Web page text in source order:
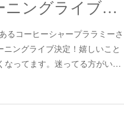
今年もやりますモーニングライブ2024
るコーヒーシャープララミーさ
ングライブ決定！嬉しいこと
なってます。迷ってる方がい…